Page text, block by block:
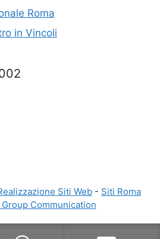
Roma
in Vincoli
Siti Web - Siti Roma
Communication